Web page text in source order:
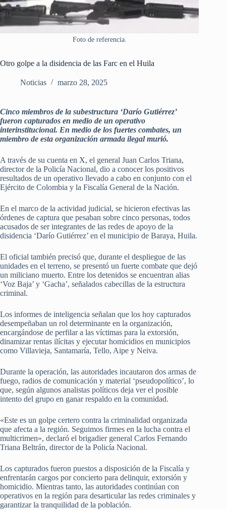
Foto de referencia.
Otro golpe a la disidencia de las Farc en el Huila
Noticias marzo 28, 2025
Cinco miembros de la subestructura ‘Darío Gutiérrez’
fueron capturados en medio de un operativo
interinstitucional. En medio de los fuertes combates, un
miembro de esta organización armada ilegal murió.
A través de su cuenta en X, el general Juan Carlos Triana,
director de la Policía Nacional, dio a conocer los positivos
resultados de un operativo llevado a cabo en conjunto con el
Ejército de Colombia y la Fiscalía General de la Nación.
En el marco de la actividad judicial, se hicieron efectivas las
órdenes de captura que pesaban sobre cinco personas, todos
acusados de ser integrantes de las redes de apoyo de la
disidencia ‘Darío Gutiérrez’ en el municipio de Baraya, Huila.
El oficial también precisó que, durante el despliegue de las
unidades en el terreno, se presentó un fuerte combate que dejó
un miliciano muerto. Entre los detenidos se encuentran alias
‘Voz Baja’ y ‘Gacha’, señalados cabecillas de la estructura
criminal.
Los informes de inteligencia señalan que los hoy capturados
desempeñaban un rol determinante en la organización,
encargándose de perfilar a las víctimas para la extorsión,
dinamizar rentas ilícitas y ejecutar homicidios en municipios
como Villavieja, Santamaría, Tello, Aipe y Neiva.
Durante la operación, las autoridades incautaron dos armas de
fuego, radios de comunicación y material ‘pseudopolítico’, lo
que, según algunos analistas políticos deja ver el posible
intento del grupo en ganar respaldo en la comunidad.
«Este es un golpe certero contra la criminalidad organizada
que afecta a la región. Seguimos firmes en la lucha contra el
multicrimen», declaró el brigadier general Carlos Fernando
Triana Beltrán, director de la Policía Nacional.
Los capturados fueron puestos a disposición de la Fiscalía y
enfrentarán cargos por concierto para delinquir, extorsión y
homicidio. Mientras tanto, las autoridades continúan con
operativos en la región para desarticular las redes criminales y
garantizar la tranquilidad de la población.